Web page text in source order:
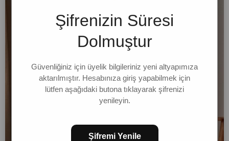
Şifrenizin Süresi
Dolmuştur
Güvenliğiniz için üyelik bilgileriniz yeni altyapımıza
aktarılmıştır. Hesabınıza giriş yapabilmek için
lütfen aşağıdaki butona tıklayarak şifrenizi
yenileyin.
Şifremi Yenile